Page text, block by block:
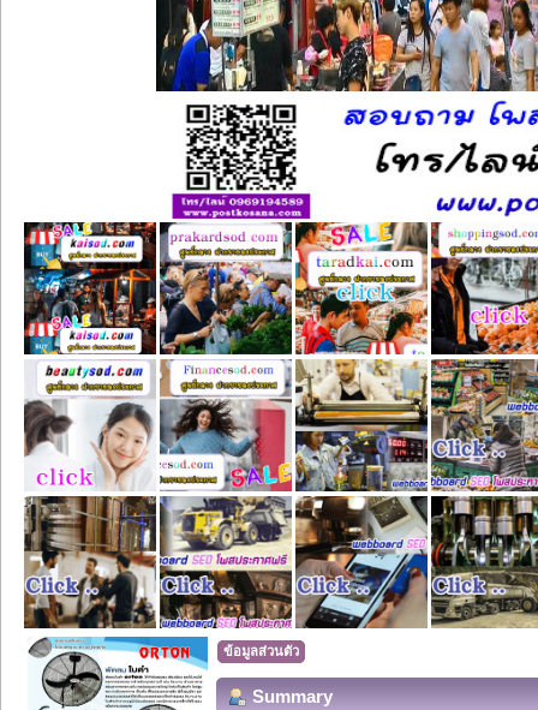
ข้อมูลส่วนตัว
Summary